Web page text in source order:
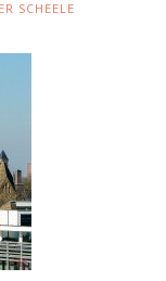
SCHEELE